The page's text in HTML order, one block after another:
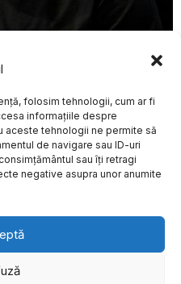
folosim tehnologii, cum ar fi
informațiile despre
aceste tehnologii ne permite să
de navigare sau ID-uri
sau îți retragi
negative asupra unor anumite
va efectua prima vizită
Termeni și Conditii
Contact
critică
de
al
va
PNL